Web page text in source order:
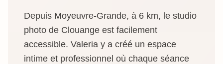
Depuis Moyeuvre-Grande, à 6 km, le studio
photo de Clouange est facilement
accessible. Valeria y a créé un espace
intime et professionnel où chaque séance